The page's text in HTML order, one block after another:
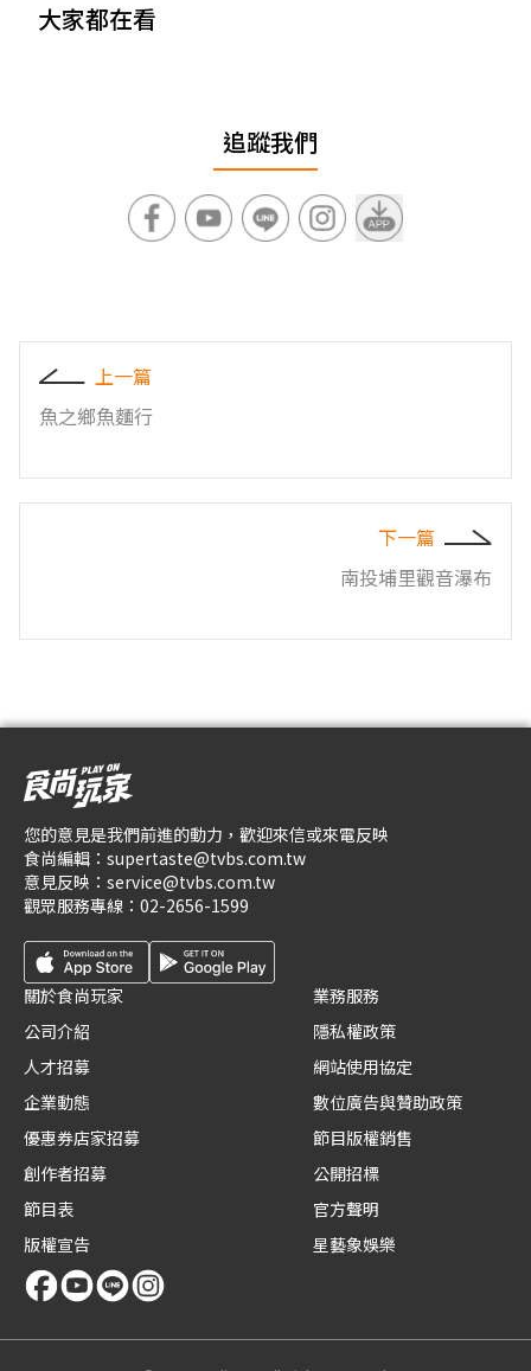
大家都在看
追蹤我們
上一篇
魚之鄉魚麵行
下一篇
南投埔里觀音瀑布
您的意見是我們前進的動力，歡迎來信或來電反映
食尚編輯： supertaste@tvbs.com.tw
意見反映： service@tvbs.com.tw
觀眾服務專線： 02-2656-1599
關於食尚玩家
公司介紹
人才招募
企業動態
優惠券店家招募
創作者招募
節目表
版權宣告
業務服務
隱私權政策
網站使用協定
數位廣告與贊助政策
節目版權銷售
公開招標
官方聲明
星藝象娛樂